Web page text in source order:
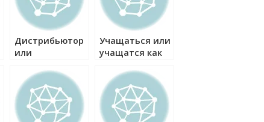
Дистрибьютор
или
как правильно?
Учащаться или
учащатся как